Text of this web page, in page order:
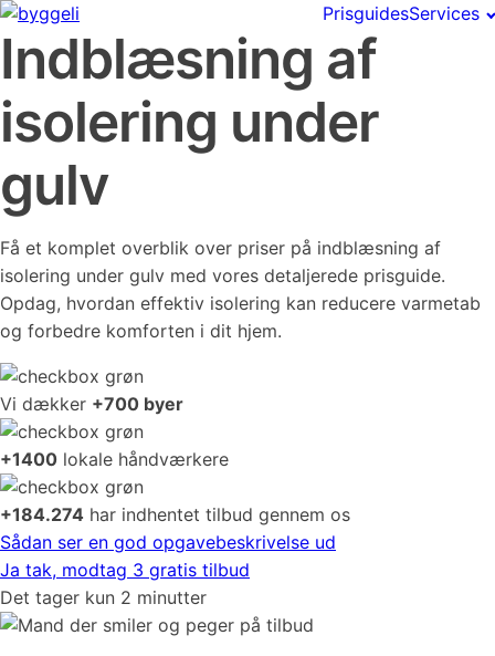
PrisguidesServices
Indblæsning af
isolering under
gulv
Få et komplet overblik over priser på indblæsning af
isolering under gulv med vores detaljerede prisguide.
Opdag, hvordan effektiv isolering kan reducere varmetab
og forbedre komforten i dit hjem.
Vi dækker +700 byer
+1400 lokale håndværkere
+184.274 har indhentet tilbud gennem os
Sådan ser en god opgavebeskrivelse ud
Ja tak, modtag 3 gratis tilbud
Det tager kun 2 minutter